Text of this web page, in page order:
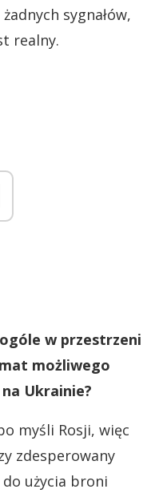
sygnałów,
realny.
w przestrzeni
możliwego
Ukrainie?
myśli Rosji, więc
zdesperowany
użycia broni